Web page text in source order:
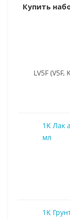
Купить
LV5F
1K Лак
мл
1K